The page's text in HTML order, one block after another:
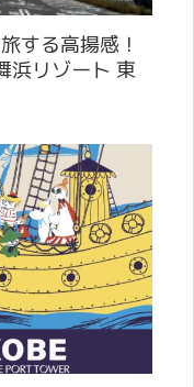
する高揚感！
浜リゾート 東